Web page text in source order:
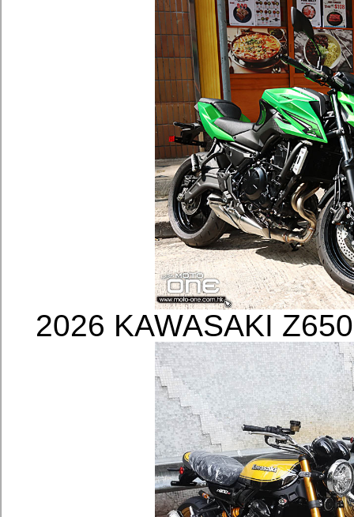
2026 KAWASAKI